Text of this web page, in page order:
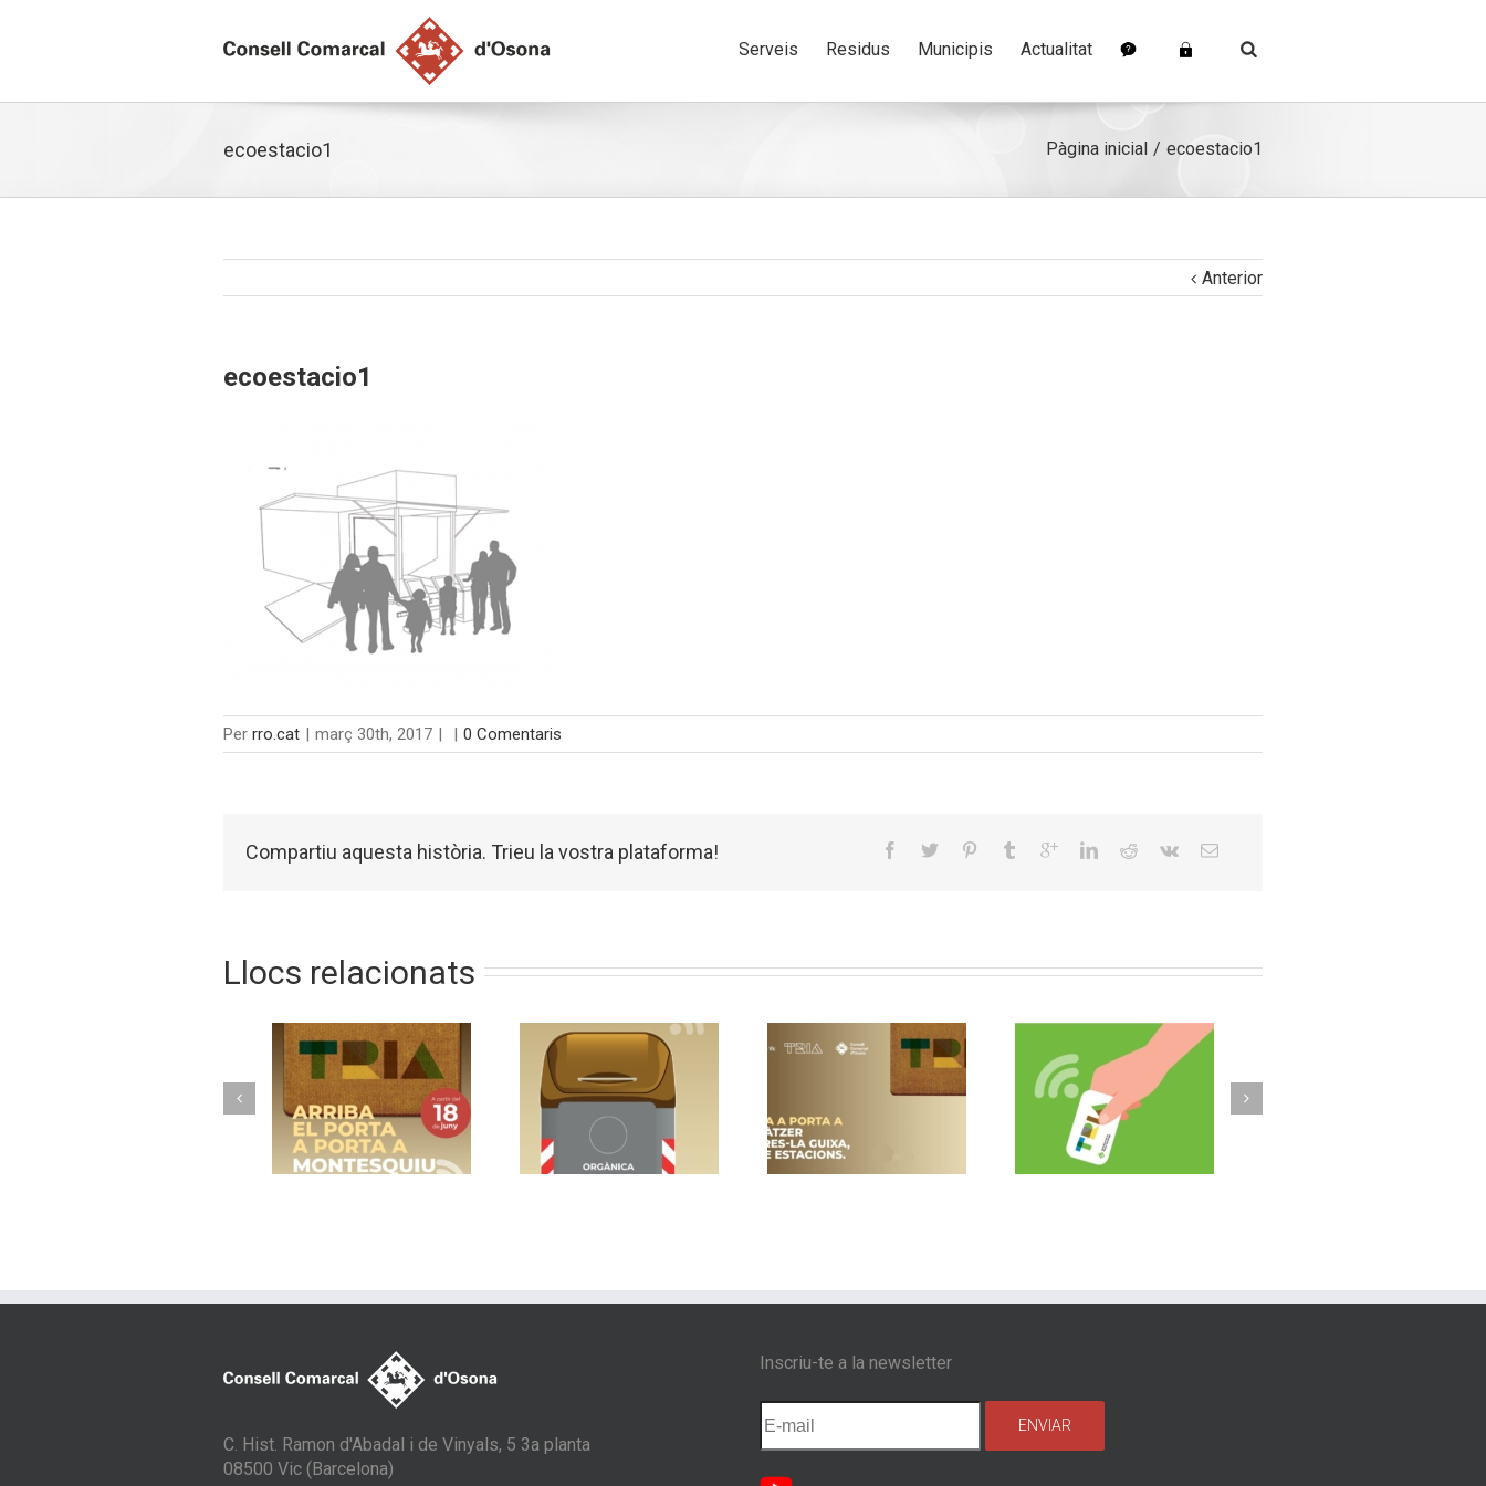
Serveis Residus Municipis Actualitat
ecoestacio1 Pàgina inicial ecoestacio1
Anterior
ecoestacio1
Per rro.cat | març 30th, 2017 | | 0 Comentaris
Compartiu aquesta història. Trieu la vostra plataforma!
Llocs relacionats
Arriba el porta a
Torelló implanta un
nou model de
recollida avançada
Vic implanta la
recollida porta a
porta als barris de
Nou sistema de
contenidors amb
control d’accés a
Olost fa un pas més
implantant la
recollida porta a
C. Hist. Ramon d'Abadal i de Vinyals, 5 3a planta
08500 Vic (Barcelona)
Inscriu-te a la newsletter